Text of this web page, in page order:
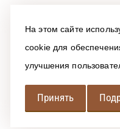
На этом сайте
cookie для
улучшения
Принять